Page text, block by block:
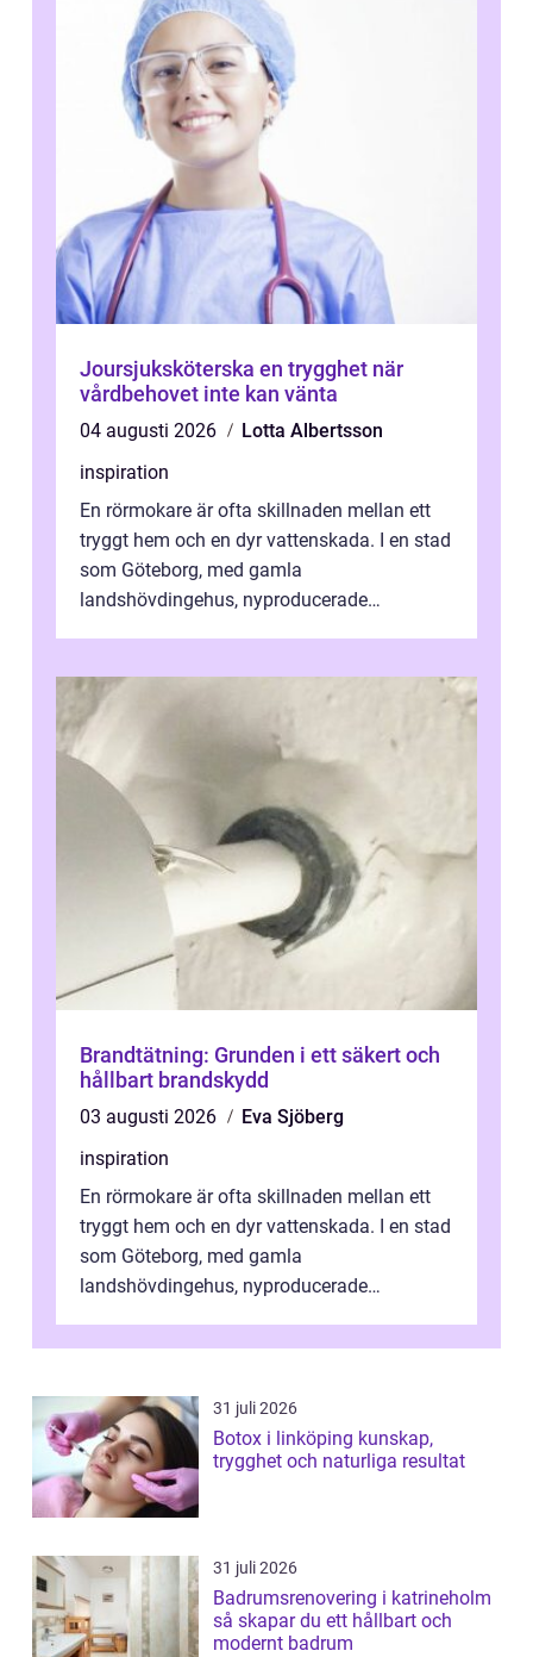
Joursjuksköterska en trygghet när
vårdbehovet inte kan vänta
04 augusti 2026
Lotta Albertsson
inspiration
En rörmokare är ofta skillnaden mellan ett
tryggt hem och en dyr vattenskada. I en stad
som Göteborg, med gamla
landshövdingehus, nyproducerade
Brandtätning: Grunden i ett säkert och
hållbart brandskydd
03 augusti 2026
Eva Sjöberg
inspiration
En rörmokare är ofta skillnaden mellan ett
tryggt hem och en dyr vattenskada. I en stad
som Göteborg, med gamla
landshövdingehus, nyproducerade
ställs höga k...
31 juli 2026
Botox i linköping kunskap,
trygghet och naturliga resultat
31 juli 2026
Badrumsrenovering i katrineholm
så skapar du ett hållbart och
modernt badrum